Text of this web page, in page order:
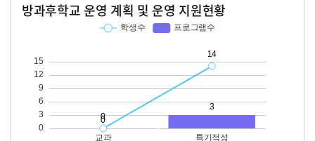
방과후학교 운영 계획 및 운영 지원현황